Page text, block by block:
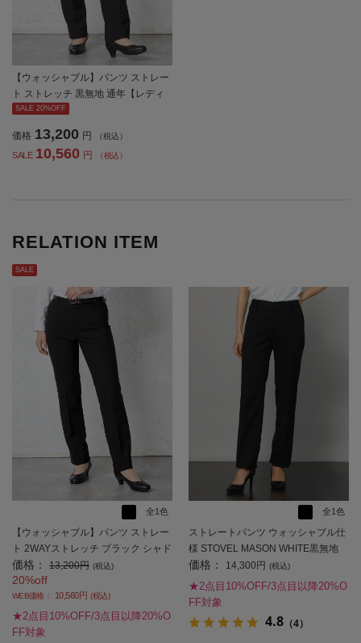
【ウォッシャブル】パンツ ストレー
ト ストレッチ 黒無地 通年【レディ
ース】
SALE 20%OFF
価格 13,200 円 （税込）
SALE 10,560 円 （税込）
RELATION ITEM
SALE
全1色
【ウォッシャブル】パンツ ストレー
ト 2WAYストレッチ ブラック シャド
ウストライプ 通年【レディース】
価格： 13,200円 (税込)
20%off
WEB価格： 10,560円 (税込)
★2点目10%OFF/3点目以降20%O
FF対象
全1色
ストレートパンツ ウォッシャブル仕
様 STOVEL MASON WHITE黒無地
【レディース】
価格： 14,300円 (税込)
★2点目10%OFF/3点目以降20%O
FF対象
4.8 （4）